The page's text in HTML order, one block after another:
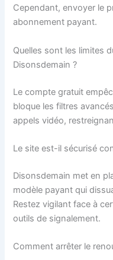
Cependant, envoyer le
abonnement payant.
Quelles sont les limites
Disonsdemain ?
Le compte gratuit
bloque les filtres
appels vidéo,
Le site est-il sécurisé
Disonsdemain met en
modèle payant qui
Restez vigilant face à
outils de signalement.
Comment arrêter le